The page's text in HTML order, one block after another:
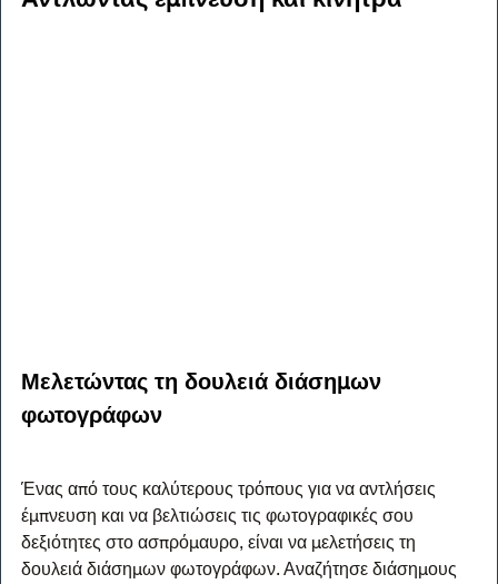
Μελετώντας τη δουλειά διάσημων
φωτογράφων
Ένας από τους καλύτερους τρόπους για να αντλήσεις
έμπνευση και να βελτιώσεις τις φωτογραφικές σου
δεξιότητες στο ασπρόμαυρο, είναι να μελετήσεις τη
δουλειά διάσημων φωτογράφων. Αναζήτησε διάσημους